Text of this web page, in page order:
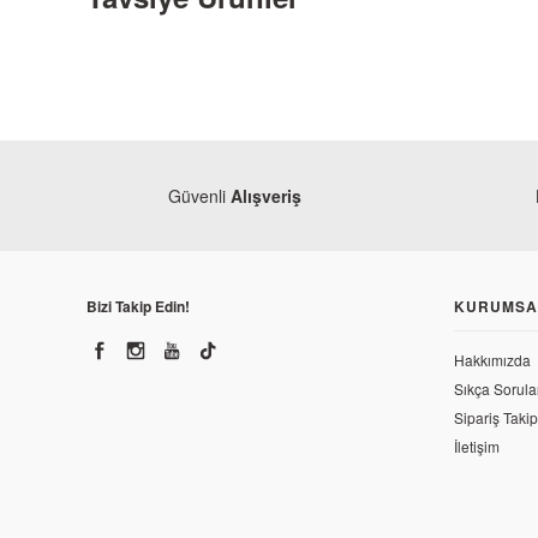
Güvenli Alışveriş
Bizi Takip Edin!
Hakkımızda
Sıkça
Sipariş Takip
İletişim